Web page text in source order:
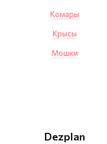
Dezplan
Комары
Крысы
Мошки